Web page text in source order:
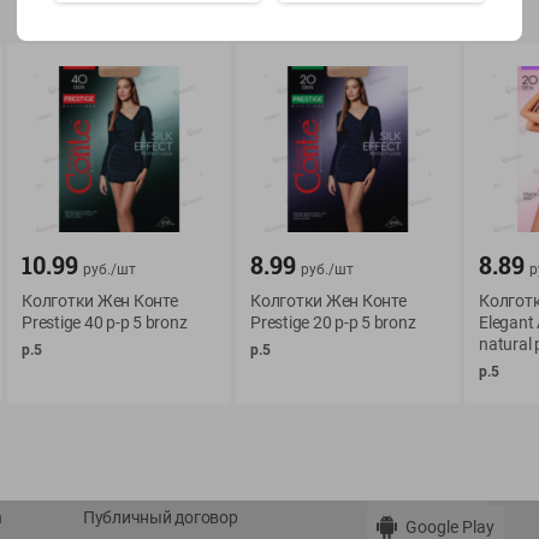
Показать 15-28 из 78
О сервисе
Оплата
Условия доставки
Публичный договор
Мой Green
История покупок
Мои товары
Обратная связь
Google Play
10.99 руб./шт
Колготки Жен Конте
Prestige 40 р-р 5 bronz
р.5
8.99 руб./шт
Колготки Жен Конте
Prestige 20 р-р 5 bronz
р.5
8.89
Elegant
natural
р.5